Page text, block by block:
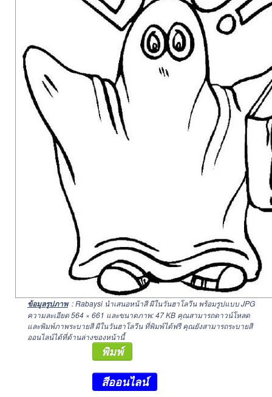
ข้อมูลรูปภาพ : Rabaysi นำเสนอหน้าสี ผีในวันฮาโลวีน พร้อมรูปแบบ JPG
ความละเอียด564 × 661 และขนาดภาพ: 47 KB คุณสามารถดาวน์โหลด
และพิมพ์ภาพระบายสี ผีในวันฮาโลวีน ที่พิมพ์ได้ฟรี คุณยังสามารถระบายสี
ออนไลน์ได้ที่ด้านล่างของหน้านี้
พิมพ์
สีออนไลน์